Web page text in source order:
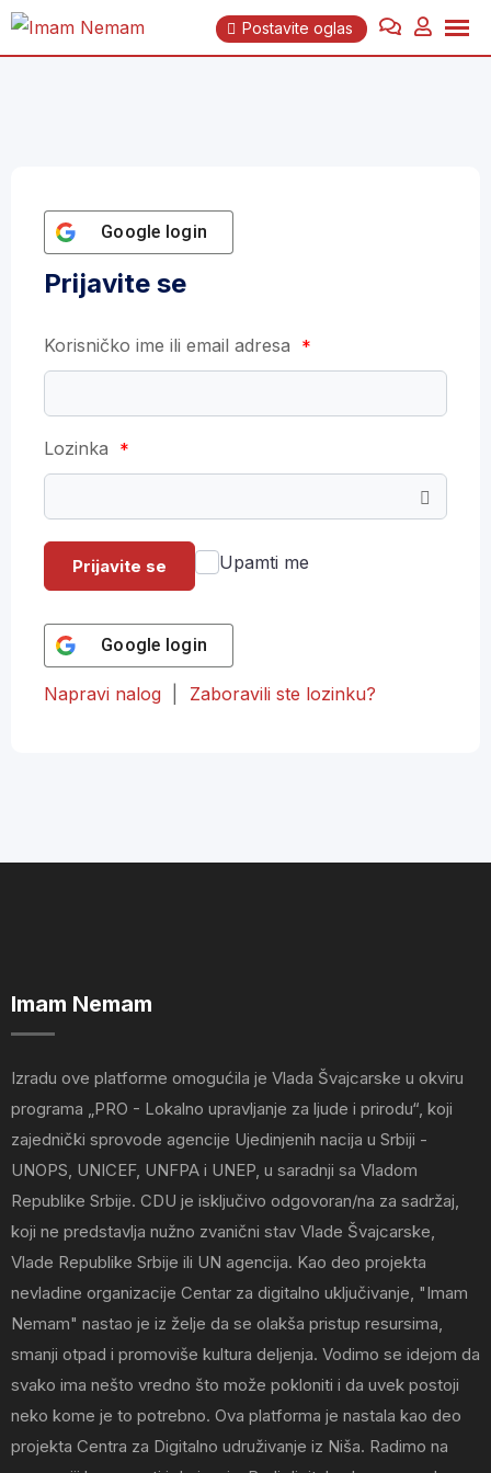
Skip
Postavite oglas
Google login
Prijavite se
Korisničko ime ili email adresa *
Lozinka *
Prijavite se Upamti me
Google login
Napravi nalog Zaboravili ste lozinku?
Imam Nemam
Izradu ove platforme omogućila je Vlada Švajcarske u okviru
programa „PRO - Lokalno upravljanje za ljude i prirodu“, koji
zajednički sprovode agencije Ujedinjenih nacija u Srbiji -
UNOPS, UNICEF, UNFPA i UNEP, u saradnji sa Vladom
Republike Srbije. CDU je isključivo odgovoran/na za sadržaj,
koji ne predstavlja nužno zvanični stav Vlade Švajcarske,
Vlade Republike Srbije ili UN agencija. Kao deo projekta
nevladine organizacije Centar za digitalno uključivanje, "Imam
Nemam" nastao je iz želje da se olakša pristup resursima,
smanji otpad i promoviše kultura deljenja. Vodimo se idejom da
svako ima nešto vredno što može pokloniti i da uvek postoji
neko kome je to potrebno. Ova platforma je nastala kao deo
projekta Centra za Digitalno udruživanje iz Niša. Radimo na